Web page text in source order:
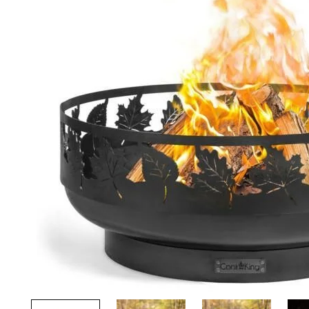
Pyydä tarjous
Projektit
Arkkitehdeille
Ostajan opas